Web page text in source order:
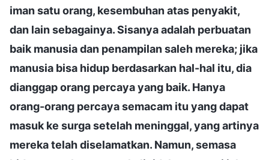
iman satu orang, kesembuhan atas penyakit,
dan lain sebagainya. Sisanya adalah perbuatan
baik manusia dan penampilan saleh mereka; jika
manusia bisa hidup berdasarkan hal-hal itu, dia
dianggap orang percaya yang baik. Hanya
orang-orang percaya semacam itu yang dapat
masuk ke surga setelah meninggal, yang artinya
mereka telah diselamatkan. Namun, semasa